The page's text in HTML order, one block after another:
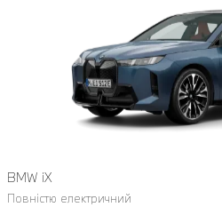
BMW iX
Повністю електричний